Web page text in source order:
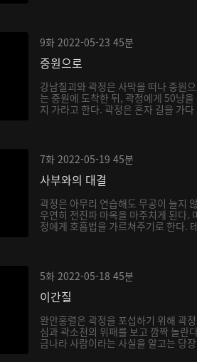
9화 2022-05-23 45분
중원으로
강남칠괴와 곽정은 사막을 떠나 중원
는 중원에 도착한 뒤, 곽정에게 50냥
지 가라고 한다. 곽정은 혼자 길을 가
7화 2022-05-19 45분
사부와의 대결
곽정은 아무리 연습해도 무공이 늘지
우연히 전진파 마옥을 마주치게 된다.
정에게 호흡법을 가르쳐주기로 한다.
5화 2022-05-18 45분
이간질
완안홍렬은 곽정을 포섭하기 위해 곽
심과 곽소천의 위패를 보고 깜짝 놀란
금나라 사람이라는 사실을 알고는 당